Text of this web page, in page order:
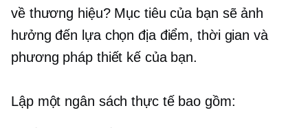
về thương hiệu? Mục tiêu của bạn sẽ ảnh
hưởng đến lựa chọn địa điểm, thời gian và
phương pháp thiết kế của bạn.
Lập một ngân sách thực tế bao gồm: